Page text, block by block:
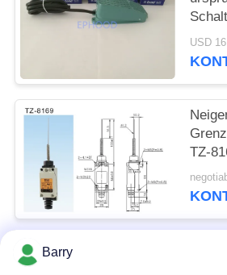
TZ-
Beliebte Kategorien
Barry